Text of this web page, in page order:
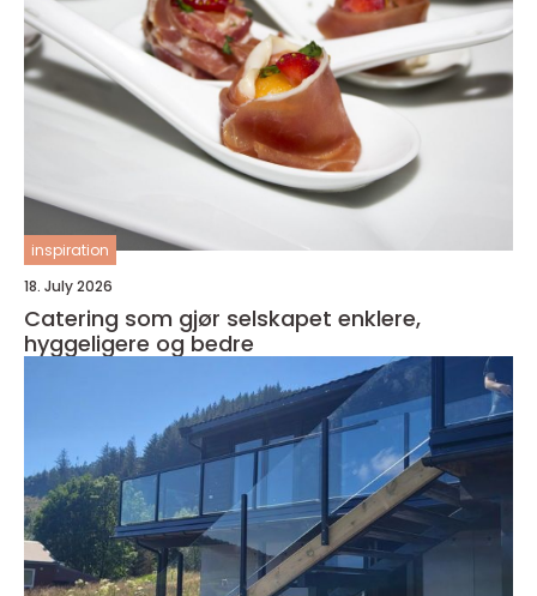
inspiration
18. July 2026
Catering som gjør selskapet enklere,
hyggeligere og bedre